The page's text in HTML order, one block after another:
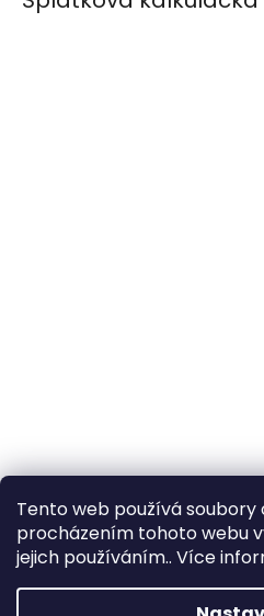
Tento web používá soubory
procházením tohoto webu
jejich používáním.. Více